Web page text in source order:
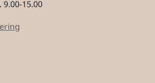
15.00